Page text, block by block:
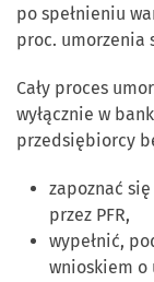
po spełnieniu
proc. umorzenia
Cały proces
wyłącznie w
przedsiębiorcy
zapoznać
przez PFR,
wypełnić,
wnioskiem o